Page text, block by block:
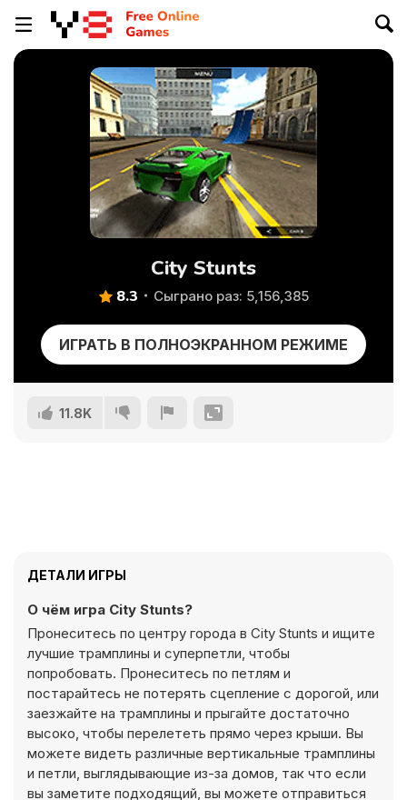
City Stunts
8.3 Сыграно раз: 5,156,385
ИГРАТЬ В ПОЛНОЭКРАННОМ РЕЖИМЕ
11.8K
ДЕТАЛИ ИГРЫ
О чём игра City Stunts?
Пронеситесь по центру города в City Stunts и ищите
лучшие трамплины и суперпетли, чтобы
попробовать. Пронеситесь по петлям и
постарайтесь не потерять сцепление с дорогой, или
заезжайте на трамплины и прыгайте достаточно
высоко, чтобы перелететь прямо через крыши. Вы
можете видеть различные вертикальные трамплины
и петли, выглядывающие из-за домов, так что если
вы заметите подходящий, вы можете отправиться